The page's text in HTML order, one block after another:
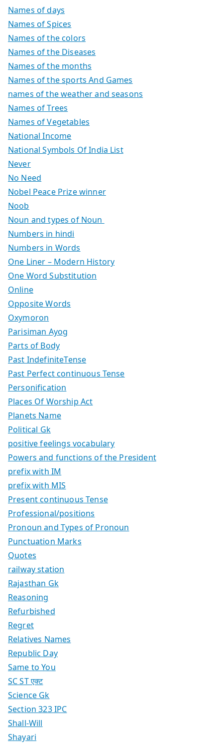
Names of days
Names of Spices
Names of the colors
Names of the Diseases
Names of the months
Names of the sports And Games
names of the weather and seasons
Names of Trees
Names of Vegetables
National Income
National Symbols Of India List
Never
No Need
Nobel Peace Prize winner
Noob
Noun and types of Noun
Numbers in hindi
Numbers in Words
One Liner – Modern History
One Word Substitution
Online
Opposite Words
Oxymoron
Parisiman Ayog
Parts of Body
Past IndefiniteTense
Past Perfect continuous Tense
Personification
Places Of Worship Act
Planets Name
Political Gk
positive feelings vocabulary
Powers and functions of the President
prefix with IM
prefix with MIS
Present continuous Tense
Professional/positions
Pronoun and Types of Pronoun
Punctuation Marks
Quotes
railway station
Rajasthan Gk
Reasoning
Refurbished
Regret
Relatives Names
Republic Day
Same to You
SC ST एक्ट
Science Gk
Section 323 IPC
Shall-Will
Shayari